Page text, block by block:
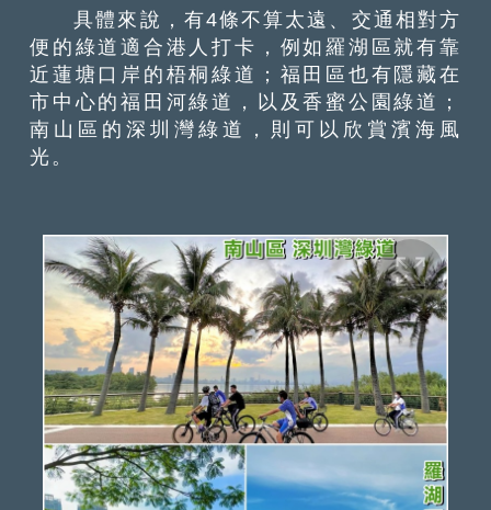
具體來說，有4條不算太遠、交通相對方
便的綠道適合港人打卡，例如羅湖區就有靠
近蓮塘口岸的梧桐綠道；福田區也有隱藏在
市中心的福田河綠道，以及香蜜公園綠道；
南山區的深圳灣綠道，則可以欣賞濱海風
光。